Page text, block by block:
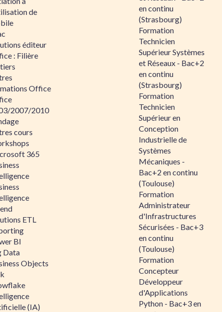
de
éditeur
: Filière
Office
2007/2010
cours
365
ETL
BI
Data
Objects
(IA)
en continu
(Strasbourg)
Formation
Technicien
Supérieur Systèmes
et Réseaux - Bac+2
en continu
(Strasbourg)
Formation
Technicien
Supérieur en
Conception
Industrielle de
Systèmes
Mécaniques -
Bac+2 en continu
(Toulouse)
Formation
Administrateur
d'Infrastructures
Sécurisées - Bac+3
en continu
(Toulouse)
Formation
Concepteur
Développeur
d'Applications
Python - Bac+3 en